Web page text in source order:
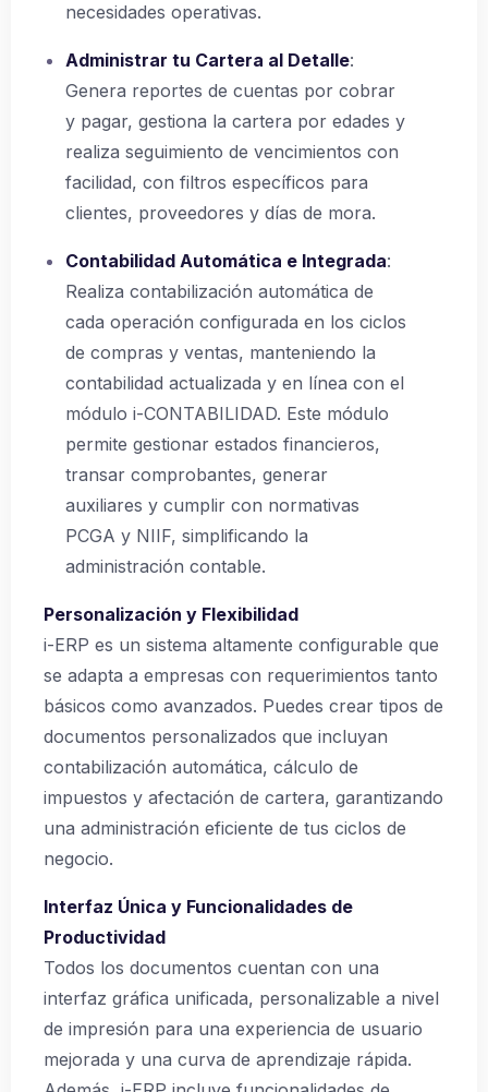
necesidades operativas.
Administrar tu Cartera al Detalle:
Genera reportes de cuentas por cobrar
y pagar, gestiona la cartera por edades y
realiza seguimiento de vencimientos con
facilidad, con filtros específicos para
clientes, proveedores y días de mora.
Contabilidad Automática e Integrada:
Realiza contabilización automática de
cada operación configurada en los ciclos
de compras y ventas, manteniendo la
contabilidad actualizada y en línea con el
módulo i-CONTABILIDAD. Este módulo
permite gestionar estados financieros,
transar comprobantes, generar
auxiliares y cumplir con normativas
PCGA y NIIF, simplificando la
administración contable.
Personalización y Flexibilidad
i-ERP es un sistema altamente configurable que
se adapta a empresas con requerimientos tanto
básicos como avanzados. Puedes crear tipos de
documentos personalizados que incluyan
contabilización automática, cálculo de
impuestos y afectación de cartera, garantizando
una administración eficiente de tus ciclos de
negocio.
Interfaz Única y Funcionalidades de
Productividad
Todos los documentos cuentan con una
interfaz gráfica unificada, personalizable a nivel
de impresión para una experiencia de usuario
mejorada y una curva de aprendizaje rápida.